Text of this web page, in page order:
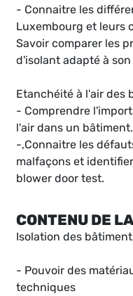
- Connaitre les
Luxembourg et leurs
Savoir comparer les
d'isolant adapté à
Etanchéité à l'air des
- Comprendre
l'air dans un bâtiment.
-,Connaitre les
malfaçons et
blower door test.
CONTENU DE
Isolation des
- Pouvoir des
techniques